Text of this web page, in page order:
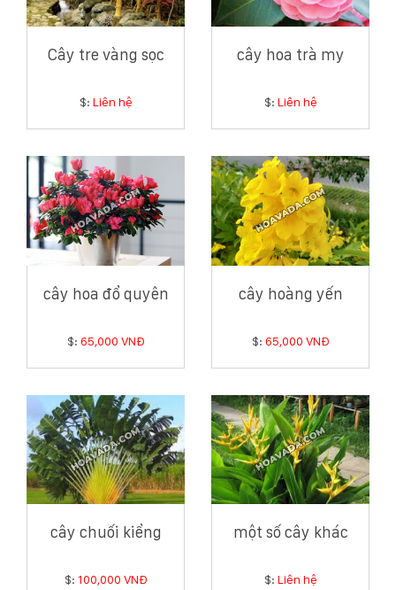
Cây tre vàng sọc
$: Liên hệ
cây hoa trà my
$: Liên hệ
cây hoa đổ quyên
$: 65,000 VNĐ
cây hoàng yến
$: 65,000 VNĐ
cây chuối kiểng
$: 100,000 VNĐ
một số cây khác
$: Liên hệ